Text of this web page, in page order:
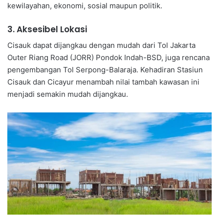
kewilayahan, ekonomi, sosial maupun politik.
3. Aksesibel Lokasi
Cisauk dapat dijangkau dengan mudah dari Tol Jakarta
Outer Riang Road (JORR) Pondok Indah-BSD, juga rencana
pengembangan Tol Serpong-Balaraja. Kehadiran Stasiun
Cisauk dan Cicayur menambah nilai tambah kawasan ini
menjadi semakin mudah dijangkau.